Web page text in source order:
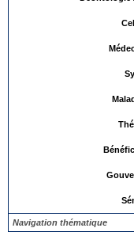
Navigation thématique